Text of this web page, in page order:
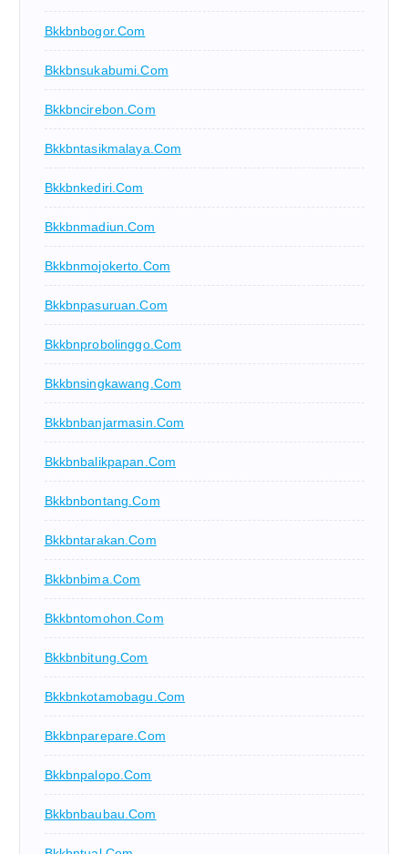
Bkkbnbogor.com
Bkkbnsukabumi.com
Bkkbncirebon.com
Bkkbntasikmalaya.com
Bkkbnkediri.com
Bkkbnmadiun.com
Bkkbnmojokerto.com
Bkkbnpasuruan.com
Bkkbnprobolinggo.com
Bkkbnsingkawang.com
Bkkbnbanjarmasin.com
Bkkbnbalikpapan.com
Bkkbnbontang.com
Bkkbntarakan.com
Bkkbnbima.com
Bkkbntomohon.com
Bkkbnbitung.com
Bkkbnkotamobagu.com
Bkkbnparepare.com
Bkkbnpalopo.com
Bkkbnbaubau.com